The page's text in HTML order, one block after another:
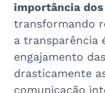
importância
transformando
a transparência
engajamento
drasticamente
comunicação